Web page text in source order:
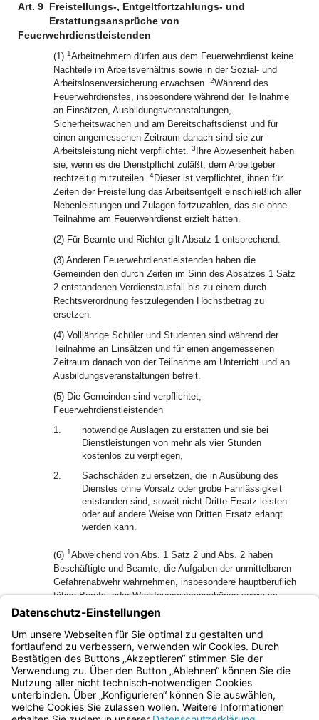
Art. 9 Freistellungs-, Entgeltfortzahlungs- und
Erstattungsansprüche von
Feuerwehrdienstleistenden
(1) 1Arbeitnehmern dürfen aus dem Feuerwehrdienst keine
Nachteile im Arbeitsverhältnis sowie in der Sozial- und
Arbeitslosenversicherung erwachsen. 2Während des
Feuerwehrdienstes, insbesondere während der Teilnahme
an Einsätzen, Ausbildungsveranstaltungen,
Sicherheitswachen und am Bereitschaftsdienst und für
einen angemessenen Zeitraum danach sind sie zur
Arbeitsleistung nicht verpflichtet. 3
Ihre Abwesenheit haben
sie, wenn es die Dienstpflicht zuläßt, dem Arbeitgeber
rechtzeitig mitzuteilen. 4Dieser ist verpflichtet, ihnen für
Zeiten der Freistellung das Arbeitsentgelt einschließlich aller
Nebenleistungen und Zulagen fortzuzahlen, das sie ohne
Teilnahme am Feuerwehrdienst erzielt hätten.
(2) Für Beamte und Richter gilt Absatz 1 entsprechend.
(3) Anderen Feuerwehrdienstleistenden haben die
Gemeinden den durch Zeiten im Sinn des Absatzes 1 Satz
2 entstandenen Verdienstausfall bis zu einem durch
Rechtsverordnung festzulegenden Höchstbetrag zu
ersetzen.
(4) Volljährige Schüler und Studenten sind während der
Teilnahme an Einsätzen und für einen angemessenen
Zeitraum danach von der Teilnahme am Unterricht und an
Ausbildungsveranstaltungen befreit.
(5) Die Gemeinden sind verpflichtet,
Feuerwehrdienstleistenden
1.
notwendige Auslagen zu erstatten und sie bei
Dienstleistungen von mehr als vier Stunden
kostenlos zu verpflegen,
2.
Sachschäden zu ersetzen, die in Ausübung des
Dienstes ohne Vorsatz oder grobe Fahrlässigkeit
entstanden sind, soweit nicht Dritte Ersatz leisten
oder auf andere Weise von Dritten Ersatz erlangt
werden kann.
(6) 1Abweichend von Abs. 1 Satz 2 und Abs. 2 haben
Beschäftigte und Beamte, die Aufgaben der unmittelbaren
Gefahrenabwehr wahrnehmen, insbesondere hauptberuflich
tätige Berufs- oder Werkfeuerwehrangehörige sowie im
Polizeivollzugs-, Leitstellen- oder Rettungsdienst
Beschäftigte, keinen Freistellungsanspruch für Einsätze.
2Bei freiwilliger Freistellung für Einsätze durch einen
privaten Arbeitgeber gilt Art. 10 entsprechend.
Bayern.de
BayernPortal